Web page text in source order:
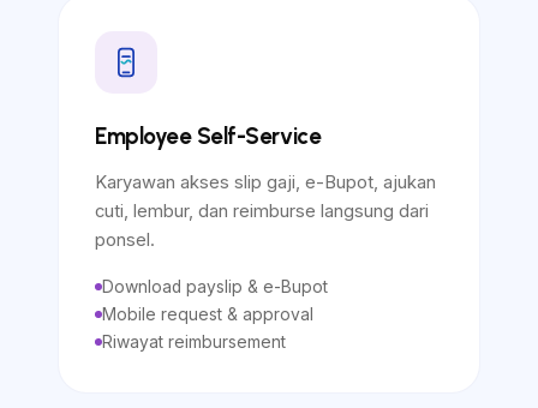
Employee Self-Service
Karyawan akses slip gaji, e-Bupot, ajukan
cuti, lembur, dan reimburse langsung dari
ponsel.
Download payslip & e-Bupot
Mobile request & approval
Riwayat reimbursement